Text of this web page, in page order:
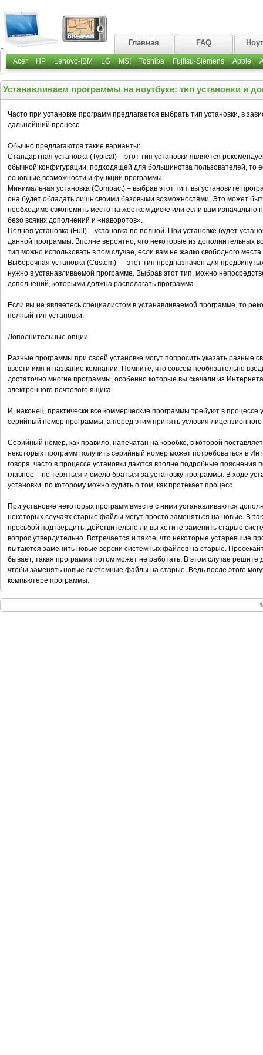
Главная FAQ
Acer HP Lenovo-IBM LG MSI Toshiba Fujitsu-Siemens Apple
Устанавливаем программы на ноутбуке: тип установки и
Часто при установке программ предлагается выбрать тип установки, в
дальнейший процесс.
Обычно предлагаются такие варианты:
Стандартная установка (Турiсаl) – этот тип установки является
обычной конфигурации, подходящей для большинства пользователей, то
основные возможности и функции программы.
Минимальная установка (Compact) – выбрав этот тип, вы установите
она будет обладать лишь своими базовыми возможностями. Это может
необходимо сэкономить место на жестком диске или если вам
безо всяких дополнений и «наворотов».
Полная установка (Full) – установка по полной. При установке будет
данной программы. Вполне вероятно, что некоторые из дополнительных
тип можно использовать в том случае, если вам не жалко свободного места.
Выборочная установка (Custom) — этот тип предназначен для
нужно в устанавливаемой программе. Выбрав этот тип, можно
дополнений, которыми должна располагать программа.
Если вы не являетесь специалистом в устанавливаемой программе, то
полный тип установки.
Дополнительные опции
Разные программы при своей установке могут попросить указать разные
ввести имя и название компании. Помните, что совсем необязательно
достаточно многие программы, особенно которые вы скачали из
электронного почтового ящика.
И, наконец, практически все коммерческие программы требуют в процессе
серийный номер программы, а перед этим принять условия
Серийный номер, как правило, напечатан на коробке, в которой
некоторых программ получить серийный номер может потребоваться в
говоря, часто в процессе установки даются вполне подробные пояснения
главное – не теряться и смело браться за установку программы. В ходе
установки, по которому можно судить о том, как протекает процесс.
При установке некоторых программ вместе с ними устанавливаются
некоторых случаях старые файлы могут просто заменяться на новые. В
просьбой подтвердить, действительно ли вы хотите заменить старые
вопрос утвердительно. Встречается и такое, что некоторые устаревшие
пытаются заменить новые версии системных файлов на старые.
бывает, такая программа потом может не работать. В этом случае решите
чтобы заменять новые системные файлы на старые. Ведь после этого
компьютере программы.